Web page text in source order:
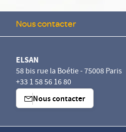
Nous contacter
ELSAN
58 bis rue la Boétie - 75008 Paris
+33 1 58 56 16 80
Nous contacter